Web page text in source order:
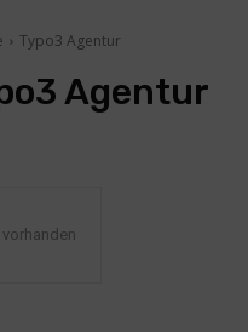
Typo3 Agentur
Agentur